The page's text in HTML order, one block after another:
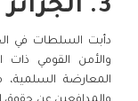
3. الجزائر
دأبت السلطات في
والأمن القومي ذات
المعارضة